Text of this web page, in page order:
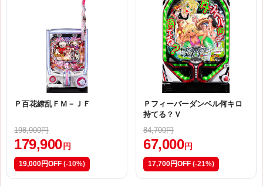
Ｐ百花繚乱ＦＭ－ＪＦ
198,900円
179,900 円
19,000円OFF (-10%)
Ｐフィーバーダンベル何キロ
持てる？Ｖ
84,700円
67,000 円
17,700円OFF (-21%)